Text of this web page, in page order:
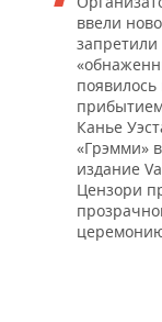
ввели
появилось
Канье
«Грэмми»
издание
Цензори